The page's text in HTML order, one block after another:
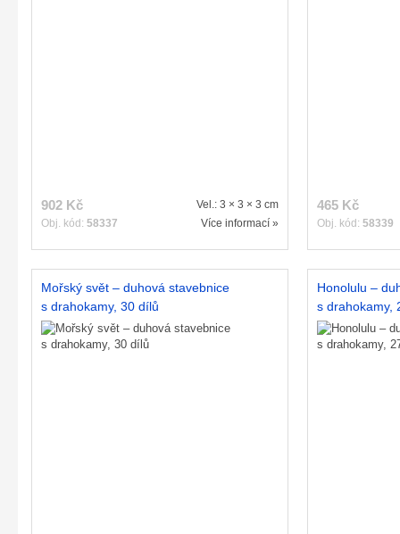
902 Kč
Obj. kód: 58337
Vel.: 3 × 3 × 3 cm
Více informací »
465 Kč
Obj. kód: 58339
Mořský svět – duhová stavebnice
s drahokamy, 30 dílů
Honolulu –
s drahokamy,